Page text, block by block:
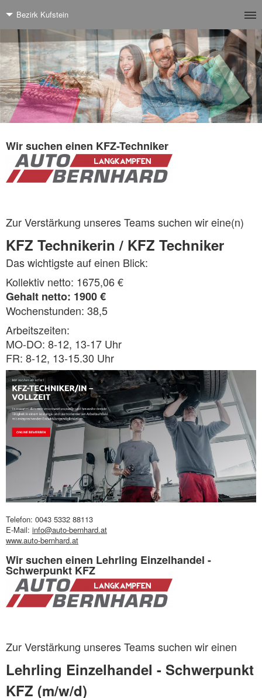
Bezirk Kufstein
Wir suchen einen KFZ-Techniker
Zur Verstärkung unseres Teams suchen wir eine(n)
KFZ Technikerin / KFZ Techniker
Das wichtigste auf einen Blick:
Kollektiv netto: 1675,06 €
Gehalt netto: 1900 €
Wochenstunden: 38,5
Arbeitszeiten:
MO-DO: 8-12, 13-17 Uhr
FR: 8-12, 13-15.30 Uhr
Telefon: 0043 5332 88113
E-Mail: info@auto-bernhard.at
www.auto-bernhard.at
Wir suchen einen Lehrling Einzelhandel -
Schwerpunkt KFZ
Zur Verstärkung unseres Teams suchen wir einen
Lehrling Einzelhandel - Schwerpunkt
KFZ (m/w/d)